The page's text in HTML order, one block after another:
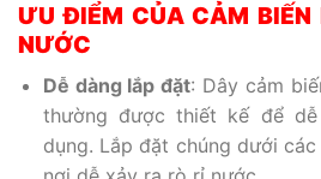
ƯU ĐIỂM CỦA CẢM BIẾN
NƯỚC
Dễ dàng lắp đặt: Dây cảm
thường được thiết kế để
dụng. Lắp đặt chúng dưới